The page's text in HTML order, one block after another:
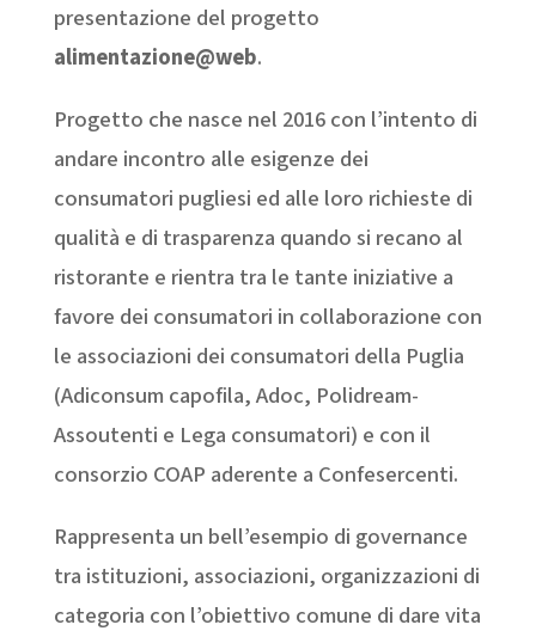
presentazione del progetto
alimentazione@web.
Progetto che nasce nel 2016 con l’intento di
andare incontro alle esigenze dei
consumatori pugliesi ed alle loro richieste di
qualità e di trasparenza quando si recano al
ristorante e rientra tra le tante iniziative a
favore dei consumatori in collaborazione con
le associazioni dei consumatori della Puglia
(Adiconsum capofila, Adoc, Polidream-
Assoutenti e Lega consumatori) e con il
consorzio COAP aderente a Confesercenti.
Rappresenta un bell’esempio di governance
tra istituzioni, associazioni, organizzazioni di
categoria con l’obiettivo comune di dare vita